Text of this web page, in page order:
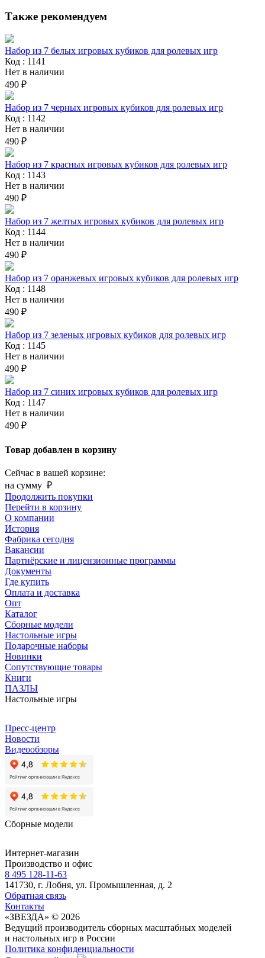
Также рекомендуем
Набор из 7 белых игровых кубиков для ролевых игр
Код : 1141
Нет в наличии
490 ₽
Набор из 7 черных игровых кубиков для ролевых игр
Код : 1142
Нет в наличии
490 ₽
Набор из 7 красных игровых кубиков для ролевых игр
Код : 1143
Нет в наличии
490 ₽
Набор из 7 желтых игровых кубиков для ролевых игр
Код : 1144
Нет в наличии
490 ₽
Набор из 7 оранжевых игровых кубиков для ролевых игр
Код : 1148
Нет в наличии
490 ₽
Набор из 7 зеленых игровых кубиков для ролевых игр
Код : 1145
Нет в наличии
490 ₽
Набор из 7 синих игровых кубиков для ролевых игр
Код : 1147
Нет в наличии
490 ₽
Товар добавлен в корзину
Сейчас в вашей корзине:
на сумму ₽
Продолжить покупки
Перейти в корзину
О компании
История
Фабрика сегодня
Вакансии
Партнёрские и лицензионные программы
Документы
Где купить
Оплата и доставка
Опт
Каталог
Сборные модели
Настольные игры
Подарочные наборы
Новинки
Сопутствующие товары
Книги
ПАЗЛЫ
Настольные игры
Пресс-центр
Новости
Видеообзоры
Сборные модели
Интернет-магазин
Производство и офис
8 495 128-11-63
141730, г. Лобня, ул. Промышленная, д. 2
Обратная связь
Контакты
«ЗВЕЗДА» © 2026
Ведущий производитель сборных масштабных моделей
и настольных игр в России
Политика конфиденциальности